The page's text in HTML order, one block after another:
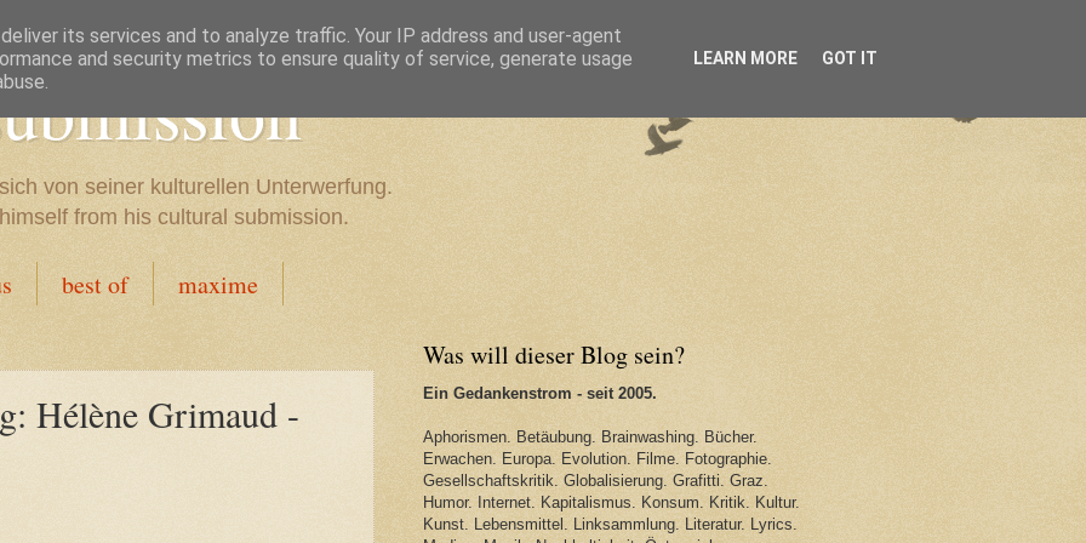
von seiner kulturellen Unterwerfung.
from his cultural submission.
best of maxime
Hélène Grimaud -
Was will dieser Blog sein?
Ein Gedankenstrom - seit 2005.
Aphorismen. Betäubung. Brainwashing. Bücher.
Erwachen. Europa. Evolution. Filme. Fotographie.
Gesellschaftskritik. Globalisierung. Grafitti. Graz.
Humor. Internet. Kapitalismus. Konsum. Kritik. Kultur.
Kunst. Lebensmittel. Linksammlung. Literatur. Lyrics.
its services and to analyze traffic. Your IP address and user-agent
and security metrics to ensure quality of service, generate usage
LEARN MORE GOT IT